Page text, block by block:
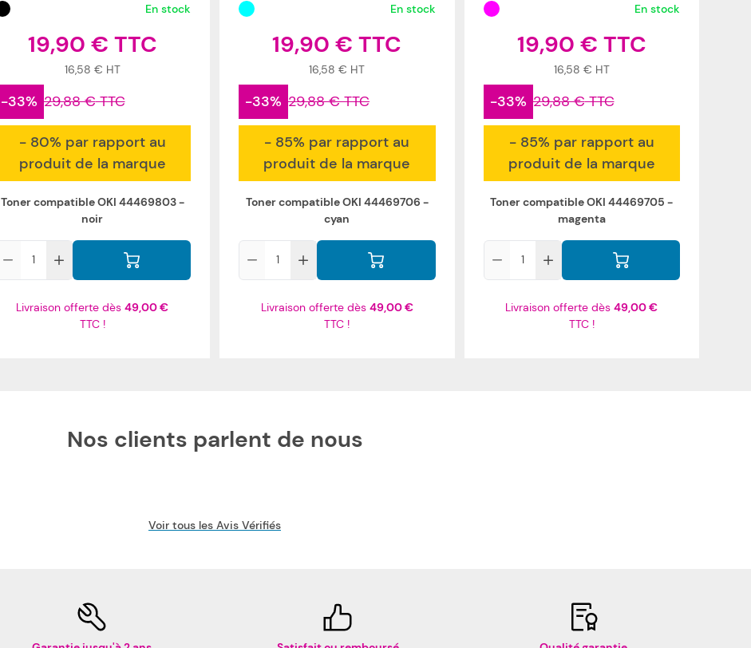
En stock
19,90 €
16,58 €
-33% 29,88 €
- 80% par rapport au
produit de la marque
Toner compatible OKI 44469803 -
noir
Livraison offerte dès49,00 €
TTC !
En stock
19,90 €
16,58 €
-33% 29,88 €
- 85% par rapport au
produit de la marque
Toner compatible OKI 44469706 -
cyan
Livraison offerte dès 49,00 €
TTC !
En stock
19,90 €
16,58 €
-33% 29,88 €
- 85% par rapport au
produit de la marque
Toner compatible OKI 44469705 -
magenta
Livraison offerte dès49,00 €
TTC !
Nos clients parlent de nous
Voir tous les Avis Vérifiés